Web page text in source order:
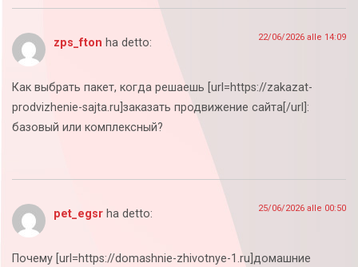
zps_fton ha detto: 22/06/2026 alle 14:09
Как выбрать пакет, когда решаешь [url=https://zakazat-
prodvizhenie-sajta.ru]заказать продвижение сайта[/url]:
базовый или комплексный?
pet_egsr ha detto: 25/06/2026 alle 00:50
Почему [url=https://domashnie-zhivotnye-1.ru]домашние